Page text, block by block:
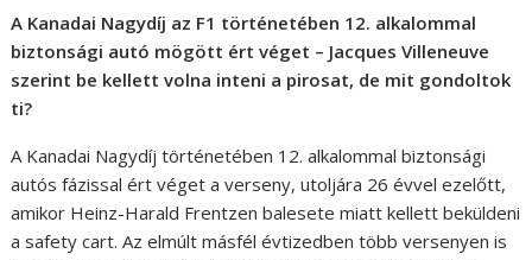
A Kanadai Nagydíj az F1 történetében 12. alkalommal
biztonsági autó mögött ért véget – Jacques Villeneuve
szerint be kellett volna inteni a pirosat, de mit gondoltok
ti?
A Kanadai Nagydíj történetében 12. alkalommal biztonsági
autós fázissal ért véget a verseny, utoljára 26 évvel ezelőtt,
amikor Heinz-Harald Frentzen balesete miatt kellett beküldeni
a safety cart. Az elmúlt másfél évtizedben több versenyen is